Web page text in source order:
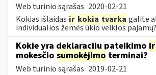
Web turinio sąrašas 2020-02-21
Kokias išlaidas ir kokia tvarka galite
individualios žemės ūkio veiklos pajamų?
Kokie yra deklaracijų pateikimo ir
mokesčio sumokėjimo terminai?
Web turinio sąrašas 2019-02-21